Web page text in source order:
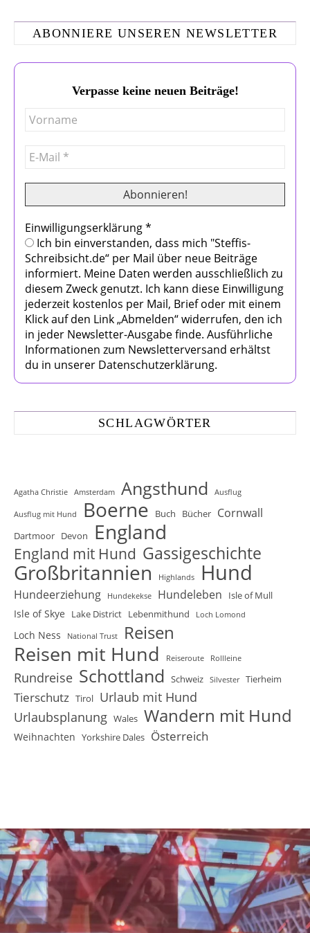
ABONNIERE UNSEREN NEWSLETTER
Verpasse keine neuen Beiträge!
Einwilligungserklärung*
Ich bin einverstanden, dass mich "Steffis-
Schreibsicht.de“ per Mail über neue Beiträge
informiert. Meine Daten werden ausschließlich zu
diesem Zweck genutzt. Ich kann diese Einwilligung
jederzeit kostenlos per Mail, Brief oder mit einem
Klick auf den Link „Abmelden“ widerrufen, den ich
in jeder Newsletter-Ausgabe finde. Ausführliche
Informationen zum Newsletterversand erhältst
du in unserer Datenschutzerklärung.
SCHLAGWÖRTER
Agatha Christie Amsterdam Angsthund Ausflug
Ausflug mit Hund Boerne Buch Bücher Cornwall
Dartmoor Devon England
England mit Hund Gassigeschichte
Großbritannien Highlands Hund
Hundeerziehung Hundekekse Hundeleben Isle of Mull
Isle of Skye Lake District Lebenmithund Loch Lomond
Loch Ness National Trust Reisen
Reisen mit Hund Reiseroute Rollleine
Rundreise Schottland Schweiz Silvester Tierheim
Tierschutz Tirol Urlaub mit Hund
Urlaubsplanung Wales Wandern mit Hund
Weihnachten Yorkshire Dales Österreich